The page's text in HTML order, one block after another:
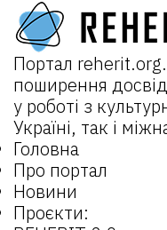
Портал
поширення
у роботі з
Україні, так і
Головна
Про портал
Новини
Проєкти: